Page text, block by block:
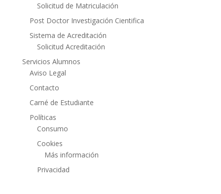
Solicitud de Matriculación
Post Doctor Investigación Cientifica
Sistema de Acreditación
Solicitud Acreditación
Servicios Alumnos
Aviso Legal
Contacto
Carné de Estudiante
Políticas
Consumo
Cookies
Más información
Privacidad